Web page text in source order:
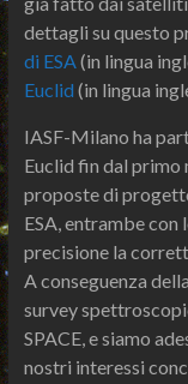
dettagli su questo
di ESA(in lingua
Euclid (in lingua
IASF-Milano ha
Euclid fin dal primo
proposte di
ESA, entrambe
precisione la
A conseguenza
survey
SPACE, e siamo
nostri interessi